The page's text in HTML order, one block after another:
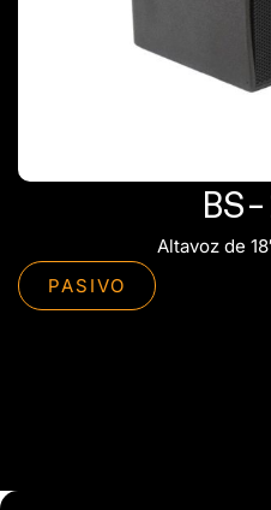
Altavoz de
PASIVO